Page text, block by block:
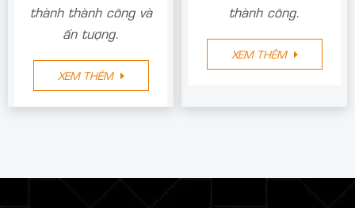
thành thành công và
ấn tượng.
XEM THÊM
thành công.
XEM THÊM